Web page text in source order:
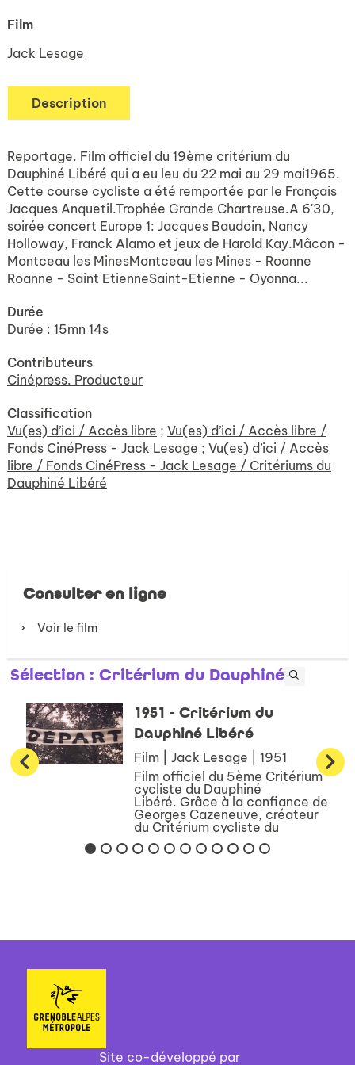
Film
Jack Lesage
Description
Reportage. Film officiel du 19ème critérium du
Dauphiné Libéré qui a eu leu du 22 mai au 29 mai1965.
Cette course cycliste a été remportée par le Français
Jacques Anquetil.Trophée Grande Chartreuse.A 6'30,
soirée concert Europe 1: Jacques Baudoin, Nancy
Holloway, Franck Alamo et jeux de Harold Kay.Mâcon -
Montceau les MinesMontceau les Mines - Roanne
Roanne - Saint EtienneSaint-Etienne - Oyonna...
Durée
Durée : 15mn 14s
Contributeurs
Cinépress. Producteur
Classification
Vu(es) d’ici / Accès libre ; Vu(es) d’ici / Accès libre /
Fonds CinéPress - Jack Lesage ; Vu(es) d’ici / Accès
libre / Fonds CinéPress - Jack Lesage / Critériums du
Dauphiné Libéré
Consulter en ligne
Voir le film
Sélection : Critérium du Dauphiné
1951 - Critérium du
Dauphiné Libéré
Film | Jack Lesage | 1951
Film officiel du 5ème Critérium
cycliste du Dauphiné
Libéré. Grâce à la confiance de
Georges Cazeneuve, créateur
du Critérium cycliste du
Dauphiné Libéré, Jack Lesage
et son équipe vont tourner les
Site co-développé par